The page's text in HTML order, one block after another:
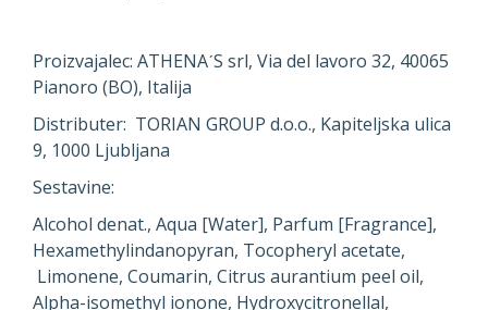
Proizvajalec: ATHENAˊS srl, Via del lavoro 32, 40065
Pianoro (BO), Italija
Distributer: TORIAN GROUP d.o.o., Kapiteljska ulica
9, 1000 Ljubljana
Sestavine:
Alcohol denat., Aqua [Water], Parfum [Fragrance],
Hexamethylindanopyran, Tocopheryl acetate,
Limonene, Coumarin, Citrus aurantium peel oil,
Alpha-isomethyl ionone, Hydroxycitronellal,